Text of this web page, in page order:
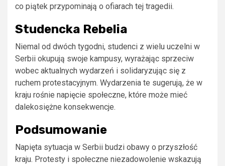
co piątek przypominają o ofiarach tej tragedii.
Studencka Rebelia
Niemal od dwóch tygodni, studenci z wielu uczelni w
Serbii okupują swoje kampusy, wyrażając sprzeciw
wobec aktualnych wydarzeń i solidaryzując się z
ruchem protestacyjnym. Wydarzenia te sugerują, że w
kraju rośnie napięcie społeczne, które może mieć
dalekosiężne konsekwencje.
Podsumowanie
Napięta sytuacja w Serbii budzi obawy o przyszłość
kraju. Protesty i społeczne niezadowolenie wskazują